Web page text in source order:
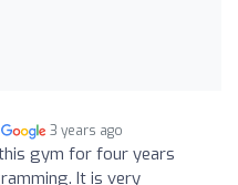
3 years ago
gym for four years
It is very